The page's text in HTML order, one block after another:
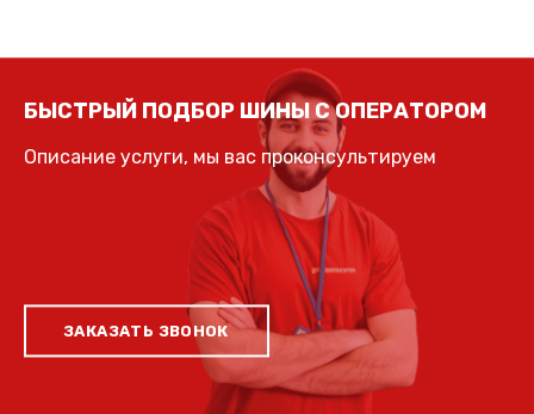
БЫСТРЫЙ ПОДБОР ШИНЫ С ОПЕРАТОРОМ
Описание услуги, мы вас проконсультируем
ЗАКАЗАТЬ ЗВОНОК